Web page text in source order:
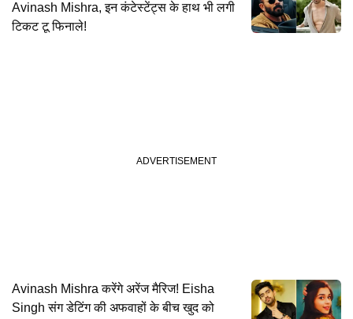
Avinash Mishra, इन कंटेस्टेंट्स के हाथ भी लगी
टिकट टू फिनाले!
Avinash Mishra करेंगे अरेंज मैरिज! Eisha
Singh संग डेटिंग की अफवाहों के बीच खुद को